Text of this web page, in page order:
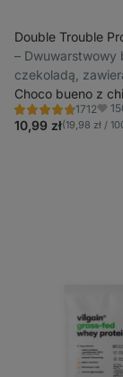
Double Trouble
⁠–⁠ Dwuwarstwowy
czekoladą,
wysokiej jakości
konserwantów i
Choco bueno z
1712
Ocena
4.6/5,
1712
10,99 zł(19,98 zł /